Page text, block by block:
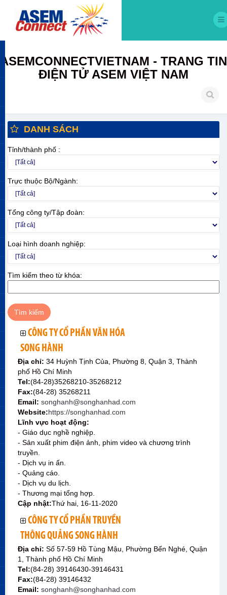
ASEMCONNECTVIETNAM - TRANG TIN
ĐIỆN TỬ ASEM VIỆT NAM
DANH SÁCH
Tỉnh/thành phố :
Trực thuộc Bộ/Ngành:
Tổng công ty/Tập đoàn:
Loại hình doanh nghiệp:
Tìm kiếm theo từ khóa:
CÔNG TY CỔ PHẦN VĂN HÓA
SONG HÀNH
Địa chỉ: 34 Huỳnh Tịnh Của, Phường 8, Quận 3, Thành
phố Hồ Chí Minh
Tel:(84-28)35268210-35268212
Fax:(84-28) 35268211
Email: songhanh@songhanhad.com
Website:https://songhanhad.com
Lĩnh vực hoạt động:
- Giáo dục nghề nghiệp.
- Sản xuất phim điện ảnh, phim video và chương trình
truyền.
- Dịch vụ in ấn.
- Quảng cáo.
- Dịch vụ du lịch.
- Thương mại tổng hợp.
Cập nhật:Thứ hai, 16-11-2020
CÔNG TY CỔ PHẦN TRUYỀN
THÔNG QUẢNG SONG HÀNH
Địa chỉ: Số 57-59 Hồ Tùng Mậu, Phường Bến Nghé, Quận
1, Thành phố Hồ Chí Minh
Tel:(84-28) 39146430-39146431
Fax:(84-28) 39146432
Email: songhanh@songhanhad.com